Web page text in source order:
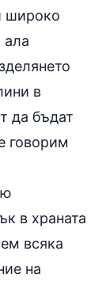
широко
ала
в
да бъдат
говорим
в храната
всяка
на